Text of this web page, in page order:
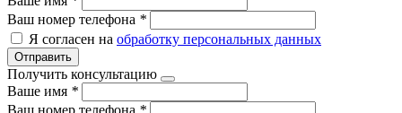
Ваш номер телефона *
Я согласен на обработку персональных данных
Отправить
Получить консультацию
Ваше имя *
Ваш номер телефона *